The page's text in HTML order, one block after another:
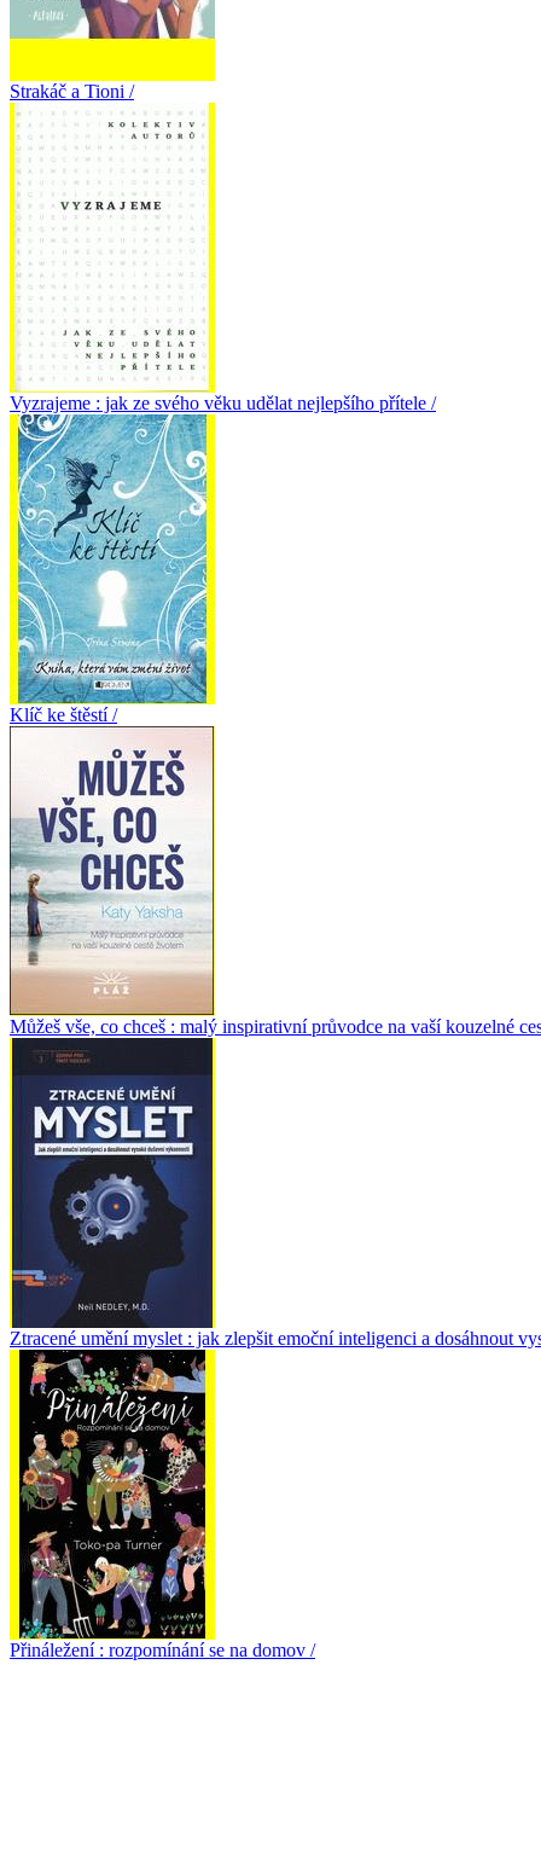
Strakáč a Tioni /
Vyzrajeme : jak ze svého věku udělat nejlepšího přítele /
Klíč ke štěstí /
Můžeš vše, co chceš : malý inspirativní průvodce na vaší kouzelné
Ztracené umění myslet : jak zlepšit emoční inteligenci a dosáhnout
Přináležení : rozpomínání se na domov /